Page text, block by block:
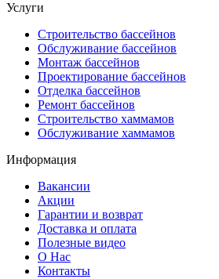
Услуги
Строительство бассейнов
Обслуживание бассейнов
Монтаж бассейнов
Проектирование бассейнов
Отделка бассейнов
Ремонт бассейнов
Строительство хаммамов
Обслуживание хаммамов
Информация
Вакансии
Акции
Гарантии и возврат
Доставка и оплата
Полезные видео
О Нас
Контакты